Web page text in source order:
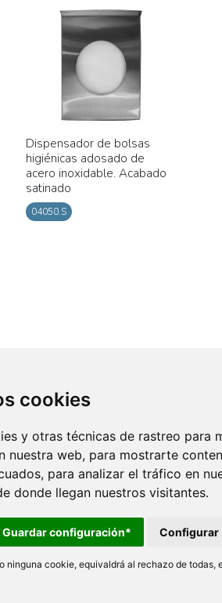
cookies
y otras técnicas de rastreo para
nuestra web, para mostrarte
para analizar el tráfico en
donde llegan nuestros visitantes.
Guardar configuración* Configurar
ninguna cookie, equivaldrá al rechazo de todas,
Dispensador de bolsas
higiénicas adosado de
acero inoxidable. Acabado
satinado
04050.S